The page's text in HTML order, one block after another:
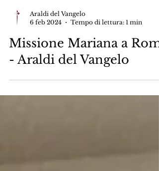
6 feb 2024
Tempo di lettura: 1 min
Missione Mariana a
- Araldi del Vangelo